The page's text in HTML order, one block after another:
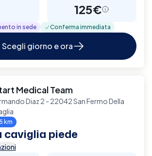
125€
in sede Conferma immediata
Scegli giorno e ora
Medical Team
Diaz 2 - 22042 San Fermo Della
km
caviglia piede